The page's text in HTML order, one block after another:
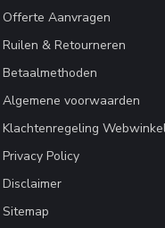
Offerte Aanvragen
Ruilen & Retourneren
Betaalmethoden
Algemene voorwaarden
Klachtenregeling
Privacy Policy
Disclaimer
Sitemap